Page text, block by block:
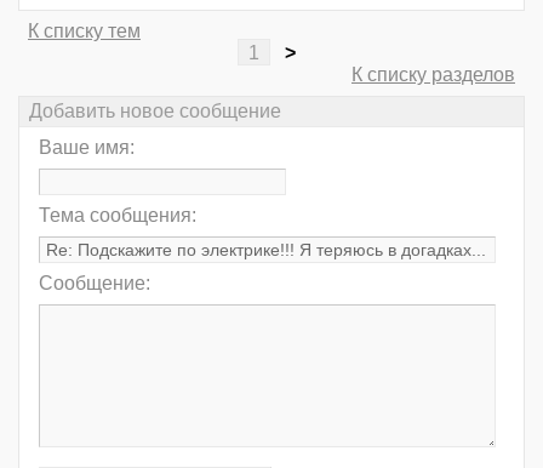
К списку тем
1
>
К списку разделов
Добавить новое сообщение
Ваше имя:
Тема сообщения:
Сообщение: